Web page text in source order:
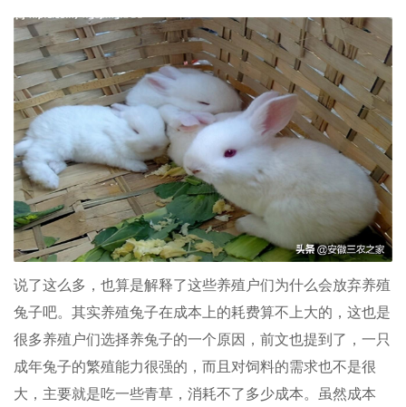
说了这么多，也算是解释了这些养殖户们为什么会放弃养殖
兔子吧。其实养殖兔子在成本上的耗费算不上大的，这也是
很多养殖户们选择养兔子的一个原因，前文也提到了，一只
成年兔子的繁殖能力很强的，而且对饲料的需求也不是很
大，主要就是吃一些青草，消耗不了多少成本。虽然成本